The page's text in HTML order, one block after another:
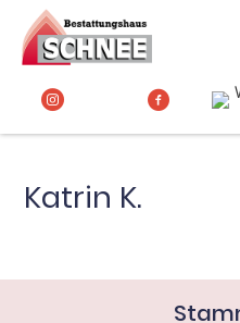
Inhalt
springen
Katrin K.